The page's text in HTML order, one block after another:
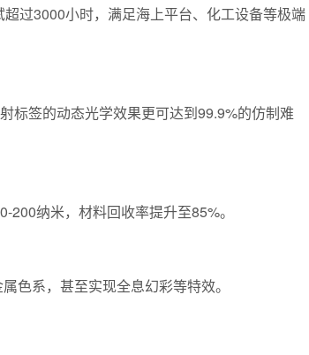
过3000小时，满足海上平台、化工设备等极端
标签的动态光学效果更可达到99.9%的仿制难
纳米，材料回收率提升至85%。
色系，甚至实现全息幻彩等特效。